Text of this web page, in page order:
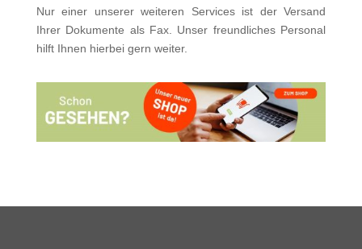
Nur einer unserer weiteren Services ist der Versand
Ihrer Dokumente als Fax. Unser freundliches Personal
hilft Ihnen hierbei gern weiter.